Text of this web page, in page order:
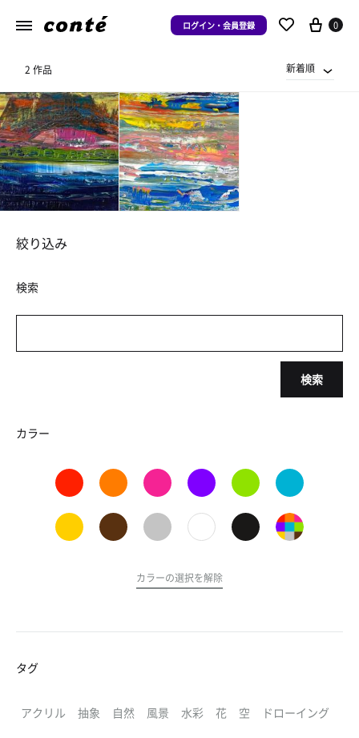
ログイン・会員登録 0
2 作品 新着順
絞り込み
検索
検索
カラー
カラーの選択を解除
タグ
アクリル 抽象 自然 風景 水彩 花 空 ドローイング